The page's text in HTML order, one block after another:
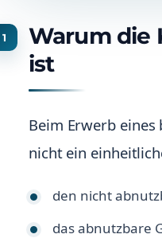
Warum die
ist
Beim Erwerb
nicht ein
den nicht
das abnutzbare